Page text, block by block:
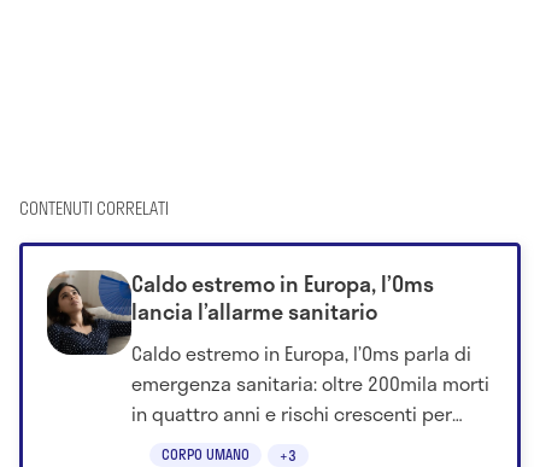
CONTENUTI CORRELATI
CORPO UMANO +3
Caldo estremo in Europa, l’Oms
lancia l’allarme sanitario
Caldo estremo in Europa, l’Oms parla di
emergenza sanitaria: oltre 200mila morti
in quattro anni e rischi crescenti per
anziani e fragili.